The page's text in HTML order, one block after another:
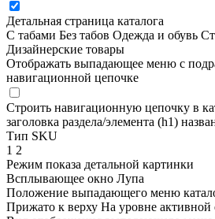
Детальная страница каталога
С табами Без табов Одежда и обувь
Дизайнерские товары
Отображать выпадающее меню с
навигационной цепочке
Строить навигационную цепочку в
заголовка раздела/элемента (h1)
Тип SKU
1 2
Режим показа детальной картинки
Всплывающее окно Лупа
Положение выпадающего меню
Прижато к верху На уровне активной